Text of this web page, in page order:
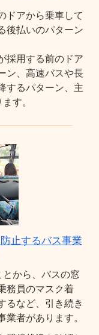
ドアから乗車して
後払いのパターン
採用する前のドア
ン、高速バスや長
するパターン、主
す。
止するバス事業
から、バスの窓
務員のマスク着
るなど、引き続き
者があります。